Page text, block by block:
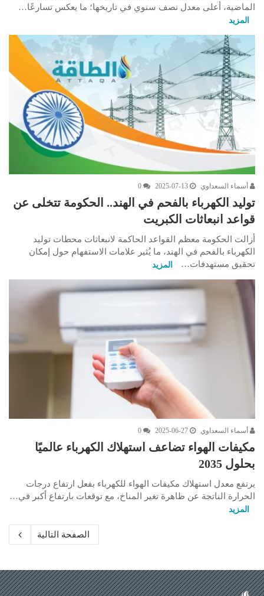
الماضية، أعلى معدل نصف سنوي في تاريخها؛ ما يعكس تسارعًا…
المزيد
أسماء السعداوي 2025-07-13
0
توليد الكهرباء بالفحم في الهند.. الحكومة تتخلى عن
قواعد انبعاثات الكبريت
أزالت الحكومة معظم القواعد الحاكمة لانبعاثات محطات توليد
الكهرباء بالفحم في الهند، ما يُثير علامات الاستفهام حول إمكان
تحقيق مستهدفات…
المزيد
أسماء السعداوي 2025-06-27
0
مكيفات الهواء تضاعف استهلاك الكهرباء عالميًا
بحلول 2035
يرتفع معدل استهلاك مكيفات الهواء للكهرباء بفعل ارتفاع درجات
الحرارة الناتجة عن ظاهرة تغير المناخ، مع توقعات بارتفاع أكبر في…
المزيد
الصفحة التالية